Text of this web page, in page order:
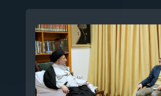
به نیازمندان تقدیر کردند.